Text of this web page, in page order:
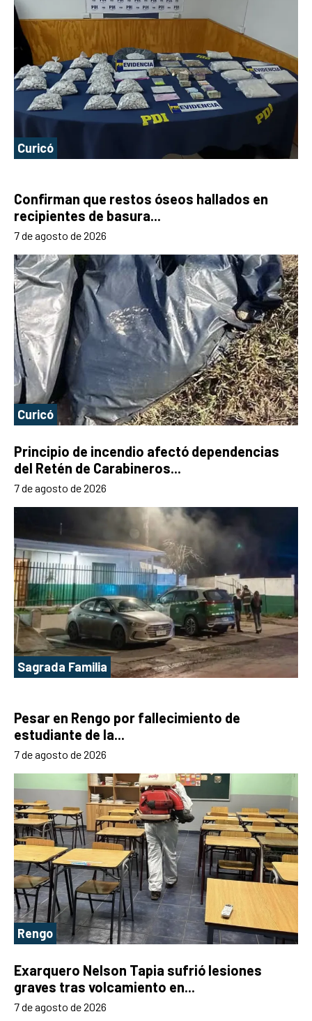
Curicó
Confirman que restos óseos hallados en
recipientes de basura...
7 de agosto de 2026
Curicó
Principio de incendio afectó dependencias
del Retén de Carabineros...
7 de agosto de 2026
Sagrada Familia
Pesar en Rengo por fallecimiento de
estudiante de la...
7 de agosto de 2026
Rengo
Exarquero Nelson Tapia sufrió lesiones
graves tras volcamiento en...
7 de agosto de 2026